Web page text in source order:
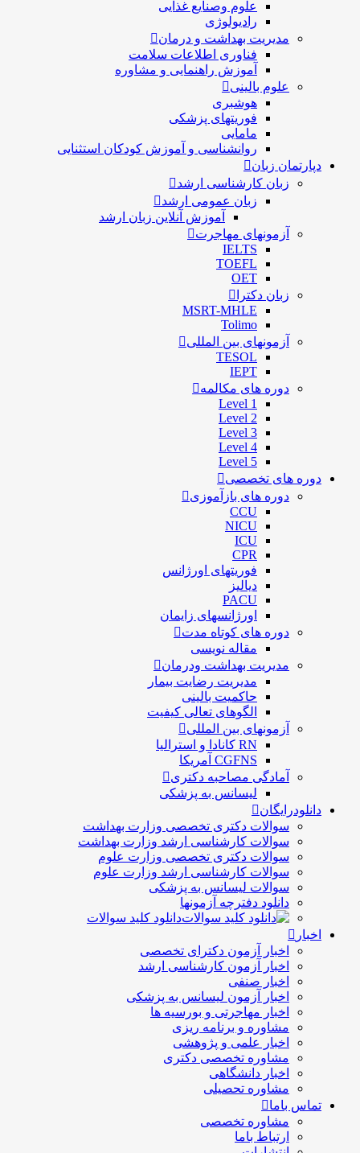
علوم وصنایع غذایی
رادیولوژی
مدیریت بهداشت و درمان
فناوری اطلاعات سلامت
آموزش راهنمایی و مشاوره
علوم بالینی
هوشبری
فوریتهای پزشکی
مامایی
روانشناسی و آموزش کودکان استثنایی
دپارتمان زبان
زبان کارشناسی ارشد
زبان عمومی ارشد
آموزش آنلاین زبان ارشد
آزمونهای مهاجرت
IELTS
TOEFL
OET
زبان دکترا
MSRT-MHLE
Tolimo
آزمونهای بین المللی
TESOL
IEPT
دوره های مکالمه
Level 1
Level 2
Level 3
Level 4
Level 5
دوره های تخصصی
دوره های بازآموزی
CCU
NICU
ICU
CPR
فوریتهای اورژانس
دیالیز
PACU
اورژانسهای زایمان
دوره های کوتاه مدت
مقاله نویسی
مدیریت بهداشت ودرمان
مديريت رضايت بيمار
حاكميت بالينی
الگوهای تعالی کيفيت
آزمونهای بین المللی
RN کانادا و استرالیا
CGFNS آمریکا
آمادگی مصاحبه دکتری
لیسانس به پزشکی
دانلودرایگان
سوالات دکتری تخصصی وزارت بهداشت
سوالات کارشناسی ارشد وزارت بهداشت
سوالات دکتری تخصصی وزارت علوم
سوالات کارشناسی ارشد وزارت علوم
سوالات لیسانس به پزشکی
دانلود دفترچه آزمونها
دانلود کلید سوالات
اخبار
اخبار آزمون دکترای تخصصی
اخبار آزمون کارشناسی ارشد
اخبار صنفی
اخبار آزمون لیسانس به پزشکی
اخبار مهاجرتی و بورسیه ها
مشاوره و برنامه ریزی
اخبار علمی و پژوهشی
مشاوره تخصصی دکتری
اخبار دانشگاهی
مشاوره تحصیلی
تماس باما
مشاوره تخصصی
ارتباط باما